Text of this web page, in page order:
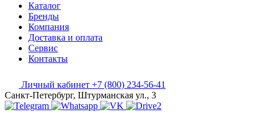
Каталог
Бренды
Компания
Доставка и оплата
Сервис
Контакты
Личный кабинет +7 (800) 234-56-41
Санкт-Петербург, Штурманская ул., 3